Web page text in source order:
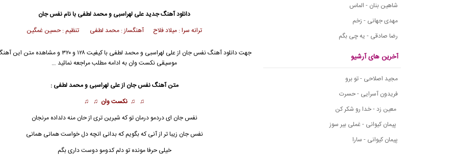
شاهین بنان - الماس
مهدی جهانی - زخم
رضا صادقی - یه چی بگم
آخرین های آرشیو
مجید اصلاحی - تو برو
فریدون آسرایی - حسرت
معین زد - خدا رو شکر کن
پیمان کیوانی - غملی بیر سوز
پیمان کیوانی - سارا
دانلود آهنگ جدیدعلی لهراسبی و محمد لطفی با نام نفس جان
ترانه سرا : میلاد فلاح آهنگساز : محمد لطفی تنظیم : حسین غمگین
جهت دانلود آهنگ نفس جان از علی لهراسبی و محمد لطفی با کیفیت ۱۲۸ و ۳۲۰
موسیقی نکست وان به ادامه مطلب مراجعه نمائید …
متن آهنگ نفس جان از علی لهراسبی و محمد لطفی :
♫ ♫ نکست وان ♫ ♫
نفس جان ای دردمو درمان تو که شیرین تری از حان منه دلداده مرنجان
نفس جان زیبا تر از آنی که بگویم که بدانی انچه دل خواست همانی همانی
خیلی حرفا مونده تو دلم کدومو دوست داری بگم